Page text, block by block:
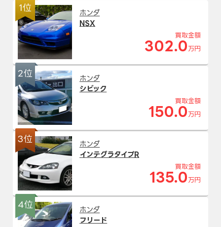
1位
ホンダ
NSX
買取金額
302.0 万円
2位
ホンダ
シビック
買取金額
150.0 万円
3位
ホンダ
インテグラタイプR
買取金額
135.0 万円
4位
ホンダ
フリード